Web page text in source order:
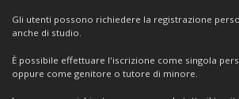
Gli utenti possono richiedere la registrazione
anche di studio.
È possibile effettuare l'iscrizione come singola
oppure come genitore o tutore di minore.